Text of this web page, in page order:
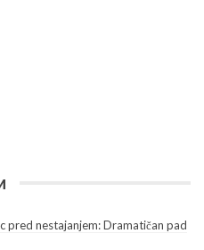
pred nestajanjem: Dramatičan pad